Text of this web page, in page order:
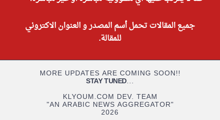
جميع المقالات تحمل أسم المصدر و العنوان الاكتروني
للمقالة.
MORE UPDATES ARE COMING SOON!!
STAY TUNED...
KLYOUM.COM DEV. TEAM
"AN ARABIC NEWS AGGREGATOR"
2026